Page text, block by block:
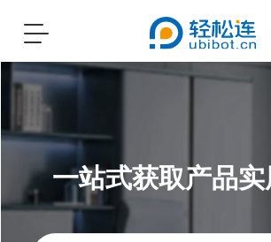
Toggle
一站式获取产品